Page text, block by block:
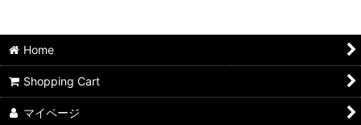
Home
Shopping Cart
マイページ